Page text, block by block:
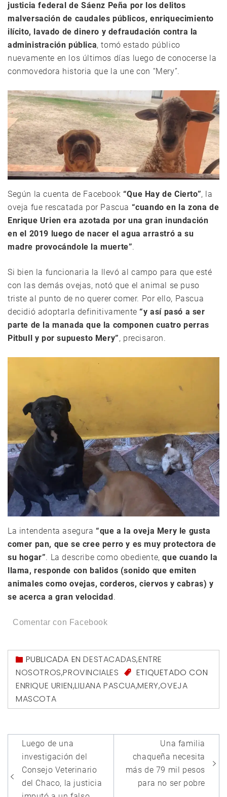
justicia federal de Sáenz Peña por los delitos
malversación de caudales públicos, enriquecimiento
ilícito, lavado de dinero y defraudación contra la
administración pública, tomó estado público
nuevamente en los últimos días luego de conocerse la
conmovedora historia que la une con “Mery”.
Según la cuenta de Facebook “Que Hay de Cierto”, la
oveja fue rescatada por Pascua “cuando en la zona de
Enrique Urien era azotada por una gran inundación
en el 2019 luego de nacer el agua arrastró a su
madre provocándole la muerte”.
Si bien la funcionaria la llevó al campo para que esté
con las demás ovejas, notó que el animal se puso
triste al punto de no querer comer. Por ello, Pascua
decidió adoptarla definitivamente“y así pasó a ser
parte de la manada que la componen cuatro perras
Pitbull y por supuesto Mery”, precisaron.
La intendenta asegura“que a la oveja Mery le gusta
comer pan, que se cree perro y es muy protectora de
su hogar”. La describe como obediente,que cuando la
llama, responde con balidos (sonido que emiten
animales como ovejas, corderos, ciervos y cabras) y
se acerca a gran velocidad.
Comentar con Facebook
PUBLICADA ENDESTACADAS,ENTRE
NOSOTROS,PROVINCIALES
ETIQUETADO CON
ENRIQUE URIEN,LILIANA PASCUA,MERY,OVEJA
MASCOTA
Navegación
de
entradas
Luego de una
investigación del
Consejo Veterinario
del Chaco, la justicia
Una familia
chaqueña necesita
más de 79 mil pesos
para no ser pobre